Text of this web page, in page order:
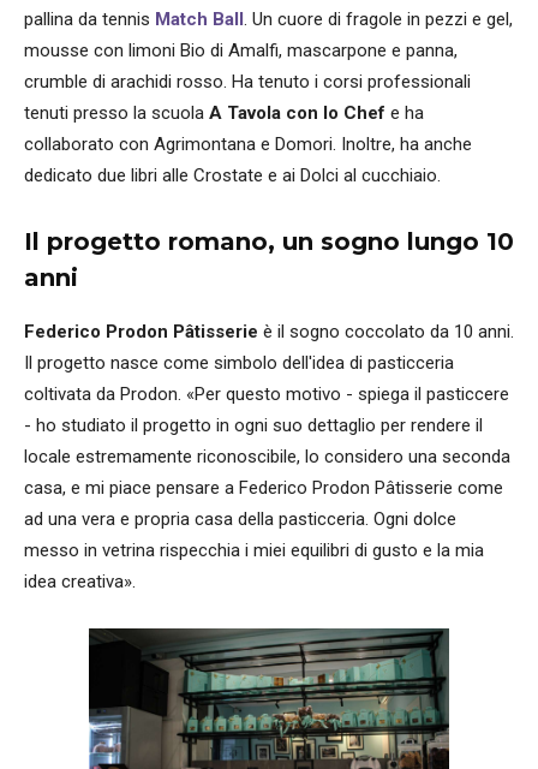
pallina da tennis Match Ball. Un cuore di fragole in pezzi e gel,
mousse con limoni Bio di Amalfi, mascarpone e panna,
crumble di arachidi rosso. Ha tenuto i corsi professionali
tenuti presso la scuola A Tavola con lo Chef e ha
collaborato con Agrimontana e Domori. Inoltre, ha anche
dedicato due libri alle Crostate e ai Dolci al cucchiaio.
Il progetto romano, un sogno lungo 10
anni
Federico Prodon Pâtisserie è il sogno coccolato da 10 anni.
Il progetto nasce come simbolo dell'idea di pasticceria
coltivata da Prodon. «Per questo motivo - spiega il pasticcere
- ho studiato il progetto in ogni suo dettaglio per rendere il
locale estremamente riconoscibile, lo considero una seconda
casa, e mi piace pensare a Federico Prodon Pâtisserie come
ad una vera e propria casa della pasticceria. Ogni dolce
messo in vetrina rispecchia i miei equilibri di gusto e la mia
idea creativa».